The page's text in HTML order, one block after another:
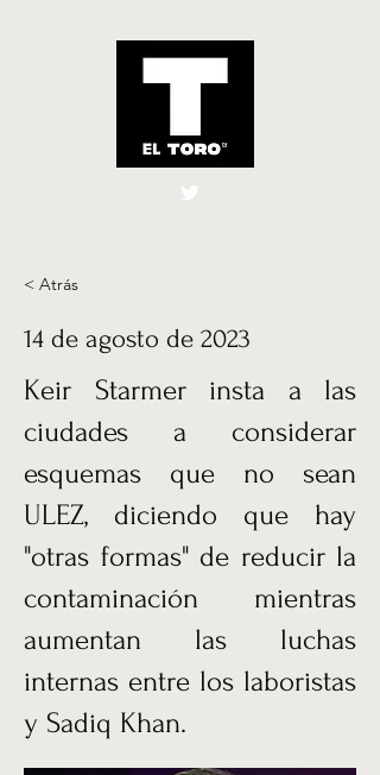
El Toro España
< Atrás
14 de agosto de 2023
Keir Starmer insta a las
ciudades a considerar
esquemas que no sean
ULEZ, diciendo que hay
"otras formas" de reducir la
contaminación mientras
aumentan las luchas
internas entre los laboristas
y Sadiq Khan.